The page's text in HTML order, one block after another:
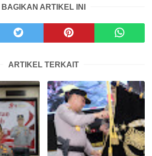
BAGIKAN ARTIKEL INI
ARTIKEL TERKAIT